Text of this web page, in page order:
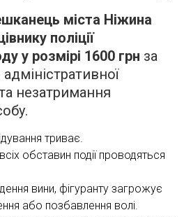
міста Ніжина
поліції
у розмірі 1600 грн за
незатримання
триває.
обставин події проводяться
вини, фігуранту загрожує
або позбавлення волі.